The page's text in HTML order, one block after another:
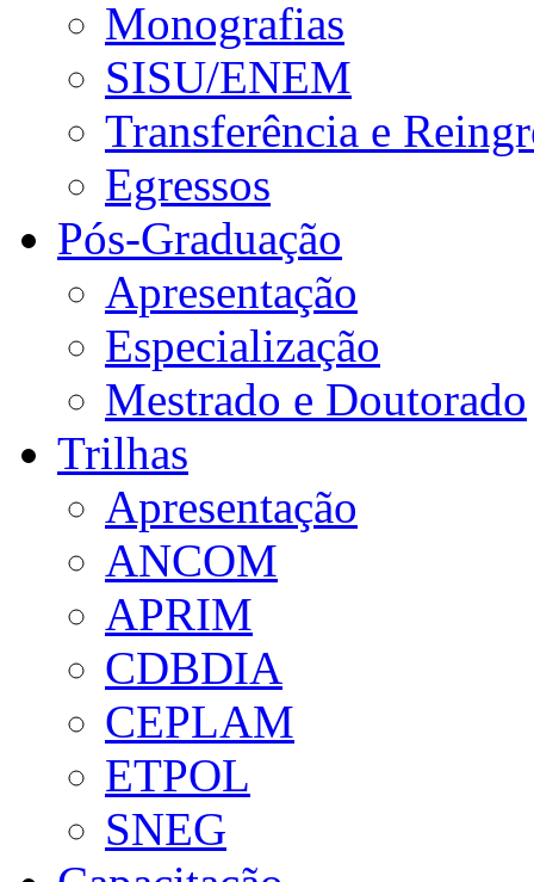
Monografias
SISU/ENEM
Transferência e
Egressos
Pós-Graduação
Apresentação
Especialização
Mestrado e Doutorado
Trilhas
Apresentação
ANCOM
APRIM
CDBDIA
CEPLAM
ETPOL
SNEG